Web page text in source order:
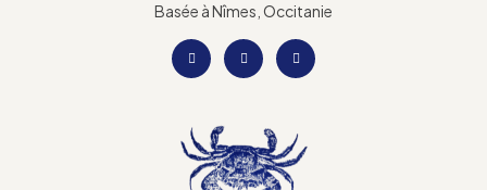
Basée à Nîmes, Occitanie